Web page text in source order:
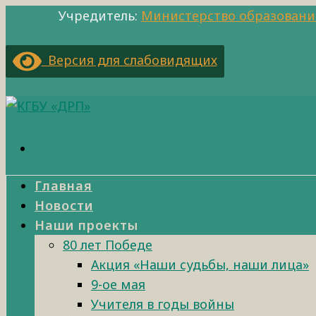
Учредитель: Министерство
Версия для слабовидящих
Главная
Новости
Наши проекты
80 лет Победе
Акция «Наши судьбы, наши лица»
9-ое мая
Учителя в годы войны